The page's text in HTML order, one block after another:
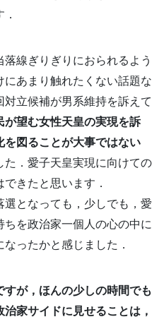
線ぎりぎりにおられるよう
あまり触れたくない話題な
立候補が男系維持を訴えて
が望む女性天皇の実現を訴
を図ることが大事ではない
た．愛子天皇実現に向けての
できたと思います．
となっても，少しでも，愛
を政治家一個人の心の中に
ったかと感じました．
が，ほんの少しの時間でも
家サイドに見せることは，